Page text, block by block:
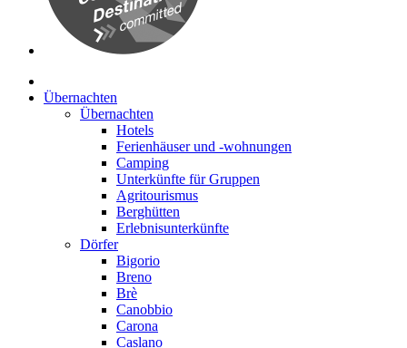
Übernachten
Übernachten
Hotels
Ferienhäuser und -wohnungen
Camping
Unterkünfte für Gruppen
Agritourismus
Berghütten
Erlebnisunterkünfte
Dörfer
Bigorio
Breno
Brè
Canobbio
Carona
Caslano